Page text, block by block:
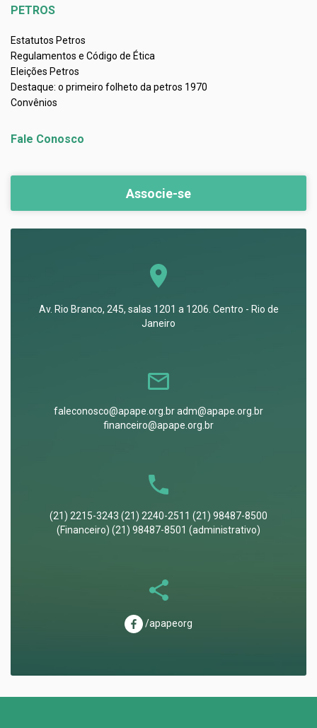
PETROS
Estatutos Petros
Regulamentos e Código de Ética
Eleições Petros
Destaque: o primeiro folheto da petros 1970
Convênios
Fale Conosco
Associe-se
Av. Rio Branco, 245, salas 1201 a 1206. Centro - Rio de
Janeiro
faleconosco@apape.org.br adm@apape.org.br
financeiro@apape.org.br
(21) 2215-3243 (21) 2240-2511 (21) 98487-8500
(Financeiro) (21) 98487-8501 (administrativo)
/apapeorg